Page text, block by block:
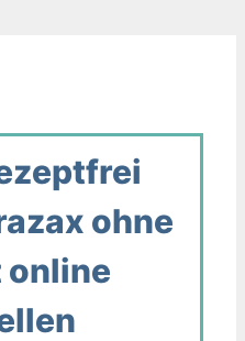
ohne
online